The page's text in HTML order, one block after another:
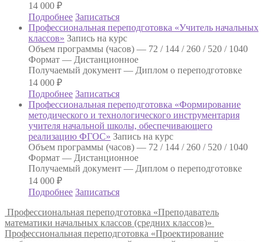
14 000 ₽
Подробнее Записаться
Профессиональная переподготовка «Учитель начальных
классов» Запись на курс
Объем программы (часов) — 72 / 144 / 260 / 520 / 1040
Формат — Дистанционное
Получаемый документ — Диплом о переподготовке
14 000 ₽
Подробнее Записаться
Профессиональная переподготовка «Формирование
методического и технологического инструментария
учителя начальной школы, обеспечивающего
реализацию ФГОС» Запись на курс
Объем программы (часов) — 72 / 144 / 260 / 520 / 1040
Формат — Дистанционное
Получаемый документ — Диплом о переподготовке
14 000 ₽
Подробнее Записаться
Профессиональная переподготовка «Преподаватель
математики начальных классов (средних классов)»
Профессиональная переподготовка «Проектирование